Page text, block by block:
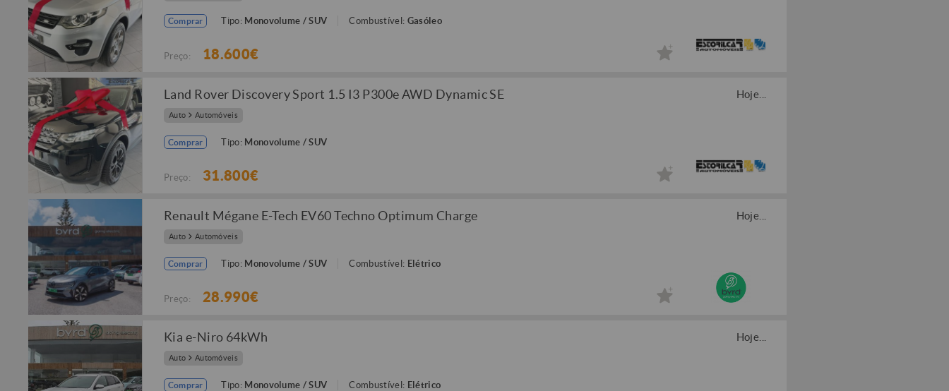
Comprar Tipo: Monovolume / SUV Combustível: Gasóleo
Preço: 18.600€
Land Rover Discovery Sport 1.5 I3 P300e AWD Dynamic SE Hoje...
Auto Automóveis
Comprar Tipo: Monovolume / SUV
Preço: 31.800€
Renault Mégane E-Tech EV60 Techno Optimum Charge Hoje...
Auto Automóveis
Comprar Tipo: Monovolume / SUV Combustível: Elétrico
Preço: 28.990€
Kia e-Niro 64kWh Hoje...
Auto Automóveis
Comprar Tipo: Monovolume / SUV Combustível: Elétrico